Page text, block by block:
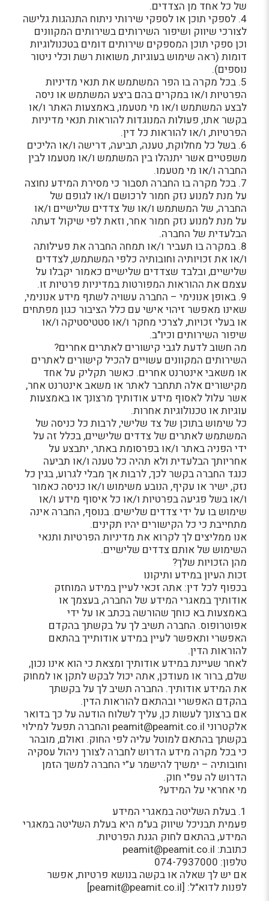
של כל אחד מן הצדדים.
4. לספקי תוכן או לספקי שירותי ניתוח התנהגות גלישה
לצורכי שיווק ושיפור השירותים בשירותים המקוונים
וכן ספקי תוכן המספקים שירותים דומים בטכנולוגיות
דומות (ראה שימוש בעוגיות, משואות רשת וכלי ניטור
נוספים).
5. בכל מקרה בו הפר המשתמש את תנאי מדיניות
הפרטיות ו/או במקרים בהם ביצע המשתמש או ניסה
לבצע המשתמש ו/או מי מטעמו, באמצעות האתר ו/או
בקשר אתו, פעולות המנוגדות להוראות תנאי מדיניות
הפרטיות, ו/או להוראות כל דין.
6. בשל כל מחלוקת, טענה, תביעה, דרישה ו/או הליכים
משפטיים אשר יתנהלו בין המשתמש ו/או מטעמו לבין
החברה ו/או מי מטעמו.
7. בכל מקרה בו החברה תסבור כי מסירת המידע נחוצה
על מנת למנוע נזק חמור לרכושם ו/או לגופם של
החברה, של המשתמש ו/או של צדדים שלישיים ו/או
על מנת למנוע נזק חמור אחר, וזאת לפי שיקול דעתה
הבלעדית של החברה.
8. במקרה בו תעביר ו/או תמחה החברה את פעילותה
ו/או את זכויותיה וחובותיה כלפי המשתמש, לצדדים
שלישיים, ובלבד שצדדים שלישיים כאמור יקבלו על
עצמם את ההוראות המפורטות במדיניות פרטיות זו.
9. באופן אנונימי – החברה עשויה לשתף מידע אנונימי,
שאינו מאפשר זיהוי אישי עם כלל הציבור כגון מפתחים
או בעלי זכויות, לצרכי מחקר ו/או סטטיסטיקה ו/או
שיפור השירותים וכיו"ב.
מה חשוב לדעת לגבי קישורים לאתרים אחרים?
השירותים המקוונים עשויים להכיל קישורים לאתרים
או משאבי אינטרנט אחרים. כאשר תקליק על אחד
מקישורים אלה תתחבר לאתר או משאב אינטרנט אחר,
אשר עלול לאסוף מידע אודותיך מרצונך או באמצעות
עוגיות או טכנולוגיות אחרות.
כל שימוש בתוכן של צד שלישי, לרבות כל כניסה של
המשתמש לאתרים של צדדים שלישיים, בכלל זה על
ידי הפניה באתר ו/או בפרסומת באתר, יתבצע על
אחריותך הבלעדית ולא תהיה כל טענה ו/או תביעה
כנגד החברה בקשר לכך, לרבות אך מבלי לגרוע, בגין כל
נזק, ישיר או עקיף, הנובע משימוש ו/או כניסה כאמור
ו/או בשל פגיעה בפרטיות ו/או כל איסוף מידע ו/או
שימוש בו על ידי צדדים שלישים. בנוסף, החברה אינה
מתחייבת כי כל הקישורים יהיו תקינים.
אנו ממליצים לך לקרוא את מדיניות הפרטיות ותנאי
השימוש של אותם צדדים שלישיים.
מהן הזכויות שלך?
זכות העיון במידע ותיקונו
בכפוף לכל דין: אתה זכאי לעיין במידע המוחזק
אודותיך במאגרי המידע של החברה, בעצמך או
באמצעות בא כוחך שהורשה בכתב או על ידי
אפוטרופוס. החברה תשיב לך על בקשתך בהקדם
האפשרי ותאפשר לעיין במידע אודותייך בהתאם
להוראות הדין.
לאחר שעיינת במידע אודותיך ומצאת כי הוא אינו נכון,
שלם, ברור או מעודכן, אתה יכול לבקש לתקן או למחוק
את המידע אודותיך. החברה תשיב לך על בקשתך
בהקדם האפשרי ובהתאם להוראות הדין.
אם ברצונך לעשות כן, עליך לשלוח הודעה על כך בדואר
אלקטרוני peamit@peamit.co.il והחברה תפעל למילוי
בקשתך בהתאם למוטל עליה לפי החוק. ואולם, מובהר
כי בכל מקרה מידע הדרוש לחברה לצורך ניהול עסקיה
וחובותיה – ימשיך להישמר ע”י החברה למשך הזמן
הדרוש לה עפ"י חוק.
מי אחראי על המידע?
1. בעלת השליטה במאגרי המידע
פעמית תבניכל שיווק בע"מ היא בעלת השליטה במאגרי
המידע, בהתאם לחוק הגנת הפרטיות.
כתובת: peamit@peamit.co.il
טלפון: 074-7937000
אם יש לך שאלה או בקשה בנושא פרטיות, אפשר
לפנות לדוא"ל: [peamit@peamit.co.il]